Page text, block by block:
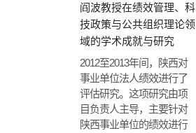
阎波教授在绩效管理、科
技政策与公共组织理论领
域的学术成就与研究
2012至2013年间，陕西对
事业单位法人绩效进行了
评估研究。这项研究由项
目负责人主导，主要针对
陕西事业单位的绩效进行